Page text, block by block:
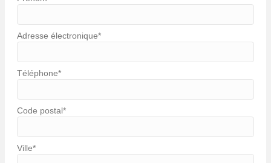
Adresse électronique*
Téléphone*
Code postal*
Ville*